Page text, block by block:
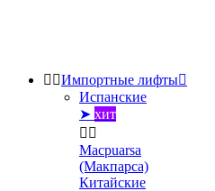
 Импортные лифты
Испанские
➤ хит
 
Macpuarsa
(Макпарса)
Китайские